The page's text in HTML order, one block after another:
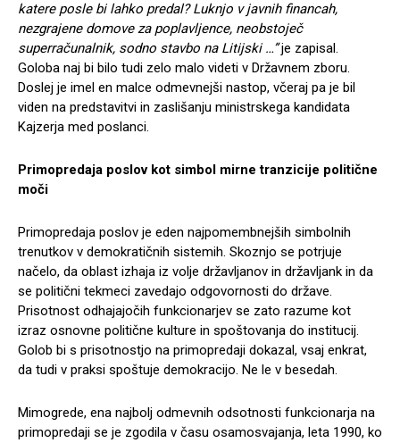
katere posle bi lahko predal? Luknjo v javnih financah,
nezgrajene domove za poplavljence, neobstoječ
superračunalnik, sodno stavbo na Litijski …”je zapisal.
Goloba naj bi bilo tudi zelo malo videti v Državnem zboru.
Doslej je imel en malce odmevnejši nastop, včeraj pa je bil
viden na predstavitvi in zaslišanju ministrskega kandidata
Kajzerja med poslanci.
Primopredaja poslov kot simbol mirne tranzicije politične
moči
Primopredaja poslov je eden najpomembnejših simbolnih
trenutkov v demokratičnih sistemih. Skoznjo se potrjuje
načelo, da oblast izhaja iz volje državljanov in državljank in da
se politični tekmeci zavedajo odgovornosti do države.
Prisotnost odhajajočih funkcionarjev se zato razume kot
izraz osnovne politične kulture in spoštovanja do institucij.
Golob bi s prisotnostjo na primopredaji dokazal, vsaj enkrat,
da tudi v praksi spoštuje demokracijo. Ne le v besedah.
Mimogrede, ena najbolj odmevnih odsotnosti funkcionarja na
primopredaji se je zgodila v času osamosvajanja, leta 1990, ko